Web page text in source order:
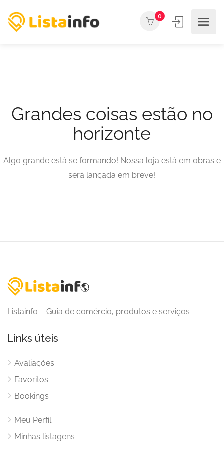
0
Grandes coisas estão no
horizonte
Algo grande está se formando! Nossa loja está em obras e
será lançada em breve!
Listainfo – Guia de comércio, produtos e serviços
Links úteis
Avaliações
Favoritos
Bookings
Meu Perfil
Minhas listagens